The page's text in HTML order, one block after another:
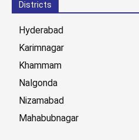
Districts
Hyderabad
Karimnagar
Khammam
Nalgonda
Nizamabad
Mahabubnagar